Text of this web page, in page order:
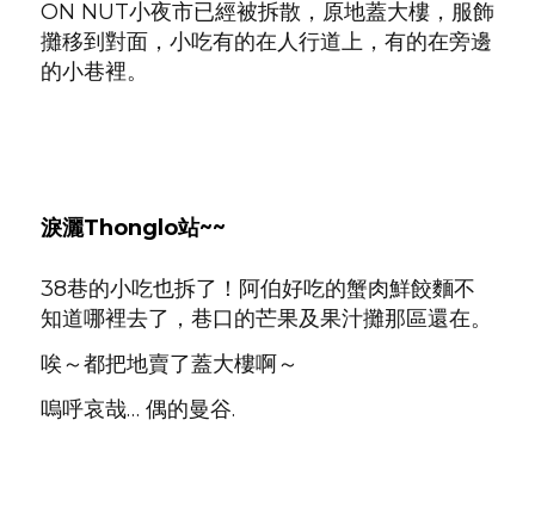
ON NUT小夜市已經被拆散，原地蓋大樓，服飾
攤移到對面，小吃有的在人行道上，有的在旁邊
的小巷裡。
淚灑Thonglo站~~
38巷的小吃也拆了！阿伯好吃的蟹肉鮮餃麵不
知道哪裡去了，巷口的芒果及果汁攤那區還在。
唉～都把地賣了蓋大樓啊～
嗚呼哀哉… 偶的曼谷.